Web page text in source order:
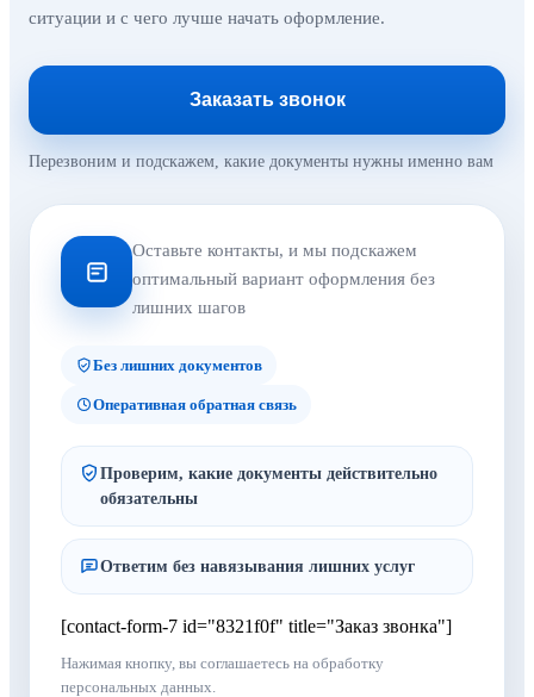
ситуации и с чего лучше начать оформление.
Заказать звонок
Перезвоним и подскажем, какие документы нужны именно вам
Оставьте контакты, и мы подскажем
оптимальный вариант оформления без
лишних шагов
Без лишних документов
Оперативная обратная связь
Проверим, какие документы действительно
обязательны
Ответим без навязывания лишних услуг
[contact-form-7 id="8321f0f" title="Заказ звонка"]
Нажимая кнопку, вы соглашаетесь на обработку
персональных данных.